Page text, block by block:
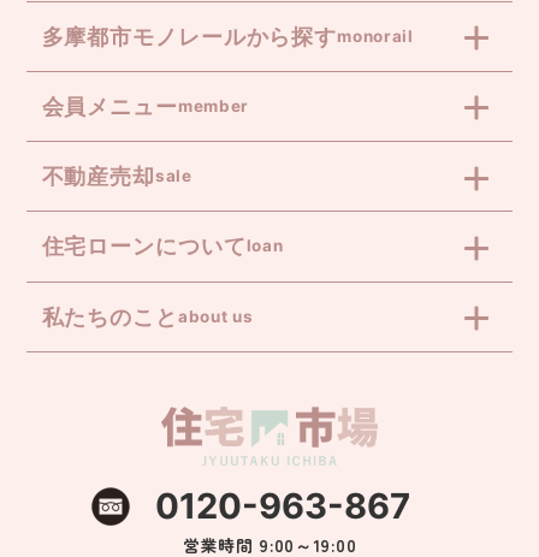
多摩都市モノレールから探すmonorail
会員メニューmember
不動産売却sale
住宅ローンについてloan
私たちのこと about us
0120-963-867
営業時間 9:00～19:00